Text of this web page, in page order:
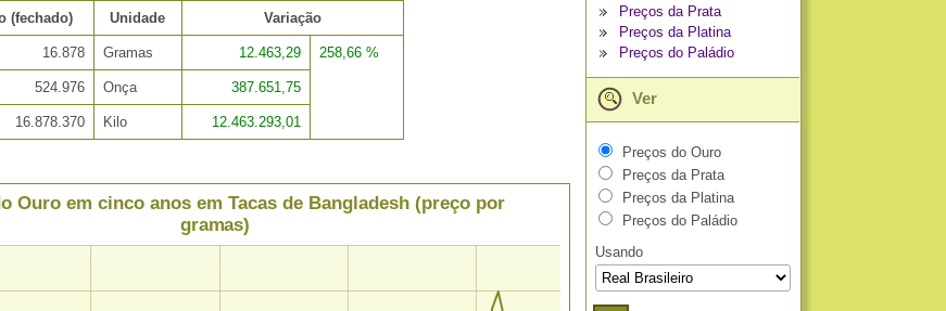
(fechado) Unidade Variação
16.878 Gramas 12.463,29 258,66 %
524.976 Onça 387.651,75
16.878.370 Kilo 12.463.293,01
Ouro em cinco anos em Tacas de Bangladesh (preço por
gramas)
Preços da Prata
Preços da Platina
Preços do Paládio
Ver
Preços do Ouro
Preços da Prata
Preços da Platina
Preços do Paládio
Usando